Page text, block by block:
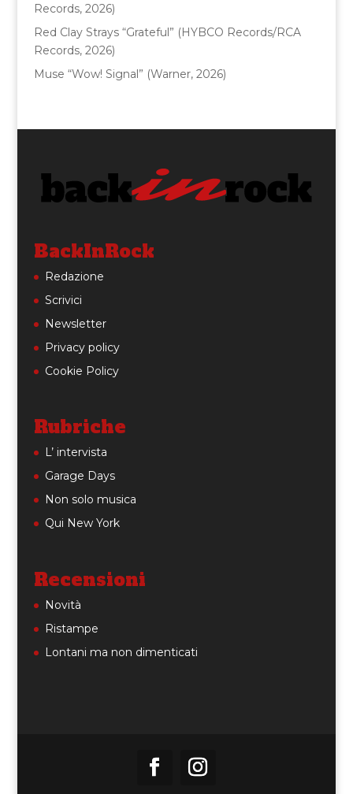
Records, 2026)
Red Clay Strays “Grateful” (HYBCO Records/RCA
Records, 2026)
Muse “Wow! Signal” (Warner, 2026)
BackInRock
Redazione
Scrivici
Newsletter
Privacy policy
Cookie Policy
Rubriche
L’ intervista
Garage Days
Non solo musica
Qui New York
Recensioni
Novità
Ristampe
Lontani ma non dimenticati